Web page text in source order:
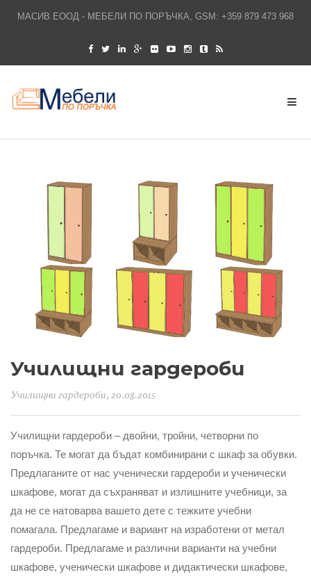
МАСИВ ЕООД - МЕБЕЛИ ПО ПОРЪЧКА, GSM: +359 879 473 968
Училищни гардероби
Училищни гардероби, 20.08.2015
Училищни гардероби – двойни, тройни, четворни по
поръчка. Те могат да бъдат комбинирани с шкаф за обувки.
Предлаганите от нас ученически гардероби и ученически
шкафове, могат да съхраняват и излишните учебници, за
да не се натоварва вашето дете с тежките учебни
помагала. Предлагаме и вариант на изработени от метал
гардероби. Предлагаме и различни варианти на учебни
шкафове, ученически шкафове и дидактически шкафове,